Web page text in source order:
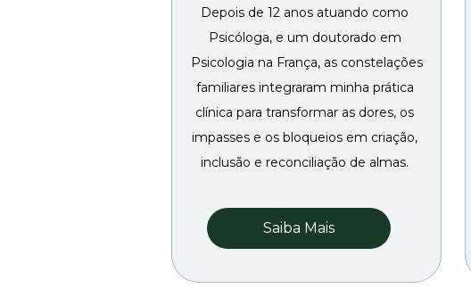
Saiba Mais
Depois de 12 anos atuando como
Psicóloga, e um doutorado em
Psicologia na França, as constelações
familiares integraram minha prática
clínica para transformar as dores, os
impasses e os bloqueios em criação,
inclusão e reconciliação de almas.